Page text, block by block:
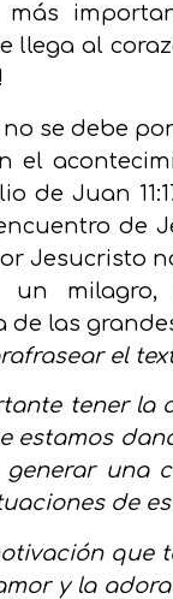
llega al
se debe
el
de Juan
de
Jesucristo
un
de las
el
tener la
estamos
una
de
que
y la